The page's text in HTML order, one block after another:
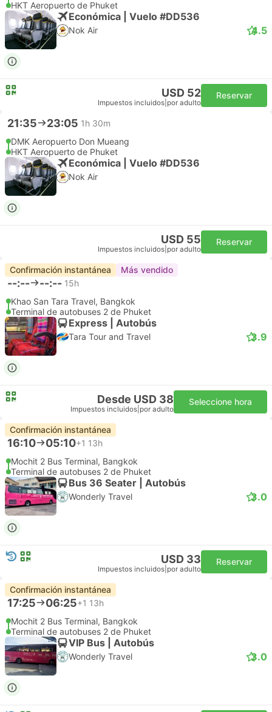
HKT Aeropuerto de Phuket
Económica | Vuelo #DD536
Nok Air 4.5
USD 52
Impuestos incluidos por adulto
Reservar
21:35 23:05 1h 30m
DMK Aeropuerto Don Mueang
HKT Aeropuerto de Phuket
Económica | Vuelo #DD536
Nok Air
USD 55
Impuestos incluidos por adulto
Reservar
Confirmación instantánea Más vendido
--:-- --:-- 15h
Khao San Tara Travel, Bangkok
Terminal de autobuses 2 de Phuket
Express | Autobús
Tara Tour and Travel 3.9
Desde USD 38
Impuestos incluidos por adulto
Seleccione hora
Confirmación instantánea
16:10 05:10+1 13h
Mochit 2 Bus Terminal, Bangkok
Terminal de autobuses 2 de Phuket
Bus 36 Seater | Autobús
Wonderly Travel 3.0
USD 33
Impuestos incluidos por adulto
Reservar
Confirmación instantánea
17:25 06:25+1 13h
Mochit 2 Bus Terminal, Bangkok
Terminal de autobuses 2 de Phuket
VIP Bus | Autobús
Wonderly Travel 3.0